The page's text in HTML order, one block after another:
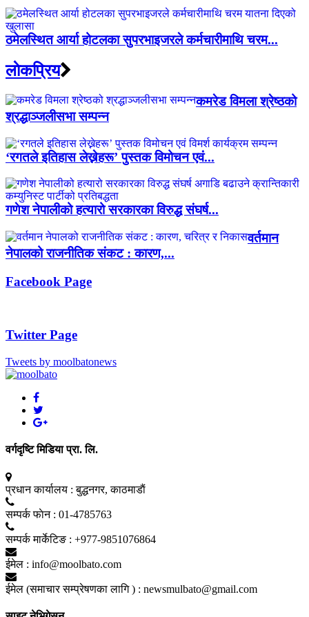
ठमेलस्थित आर्या होटलका सुपरभाइजरले कर्मचारीमाथि चरम...
लाेकप्रिय
कमरेड विमला श्रेष्ठको
श्रद्धाञ्जलीसभा सम्पन्न
‘रगतले इतिहास लेख्नेहरू’ पुस्तक विमोचन एवं...
गणेश नेपालीको हत्यारो सरकारका विरुद्ध संघर्ष...
वर्तमान
नेपालको राजनीतिक संकट : कारण,...
Facebook Page
Twitter Page
Tweets by moolbatonews
वर्गदृष्टि मिडिया प्रा. लि.
प्रधान कार्यालय : बुद्धनगर, काठमाडाैं
सम्पर्क फाेन : 01-4785763
सम्पर्क मार्केटिङ : +977-9851076864
ईमेल : info@moolbato.com
ईमेल (समाचार सम्प्रेषणका लागि ) : newsmulbato@gmail.com